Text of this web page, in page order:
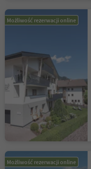
Możliwość rezerwacji online
Możliwość rezerwacji online